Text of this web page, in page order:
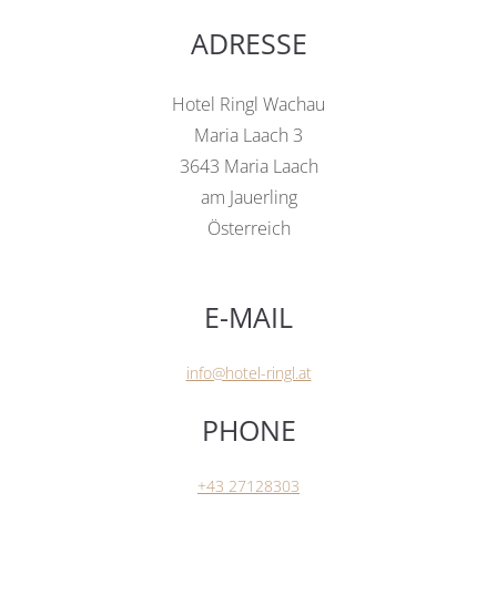
ADRESSE
Hotel Ringl Wachau
Maria Laach 3
3643 Maria Laach
am Jauerling
Österreich
E-MAIL
info@hotel-ringl.at
PHONE
+43 27128303